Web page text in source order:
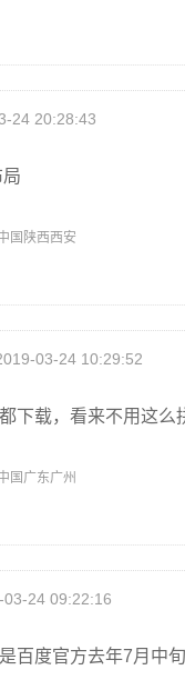
24 20:28:43
国陕西西安
03-24 10:29:52
下载，看来不用这么
国广东广州
03-24 09:22:16
百度官方去年7月中